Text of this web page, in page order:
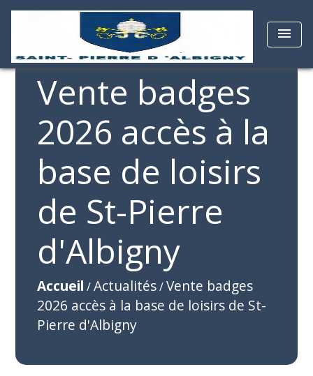
menu
Vente badges
2026 accès à la
base de loisirs
de St-Pierre
d'Albigny
Accueil /Actualités/Vente badges
2026 accès à la base de loisirs de St-
Pierre d'Albigny